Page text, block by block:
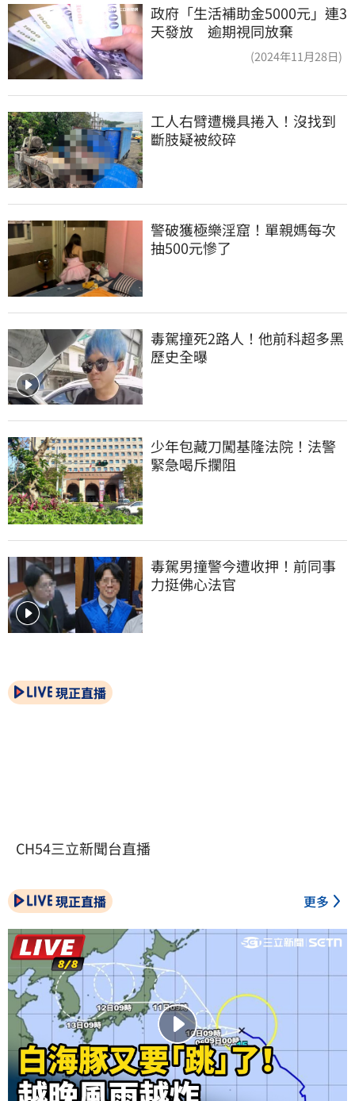
政府「生活補助金5000元」連3
天發放 逾期視同放棄
(2024年11月28日)
工人右臂遭機具捲入！沒找到
斷肢疑被絞碎
警破獲極樂淫窟！單親媽每次
抽500元慘了
毒駕撞死2路人！他前科超多黑
歷史全曝
少年包藏刀闖基隆法院！法警
緊急喝斥攔阻
毒駕男撞警今遭收押！前同事
力挺佛心法官
現正直播
CH54三立新聞台直播
現正直播 更多